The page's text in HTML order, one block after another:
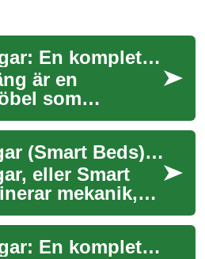
Vikbara sängar: En komplett guide till praktiska sovlösningar
är en
som
mångsidiga
Smarta sängar (Smart Beds) för utrymmesbesparing i hem
eller Smart
mekanik,
genomtänkt
förbättra
o...
Vikbara sängar: En komplett guide till smarta sovlösningar